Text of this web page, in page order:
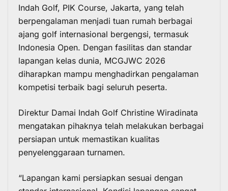
Indah Golf, PIK Course, Jakarta, yang telah
berpengalaman menjadi tuan rumah berbagai
ajang golf internasional bergengsi, termasuk
Indonesia Open. Dengan fasilitas dan standar
lapangan kelas dunia, MCGJWC 2026
diharapkan mampu menghadirkan pengalaman
kompetisi terbaik bagi seluruh peserta.
Direktur Damai Indah Golf Christine Wiradinata
mengatakan pihaknya telah melakukan berbagai
persiapan untuk memastikan kualitas
penyelenggaraan turnamen.
“Lapangan kami persiapkan sesuai dengan